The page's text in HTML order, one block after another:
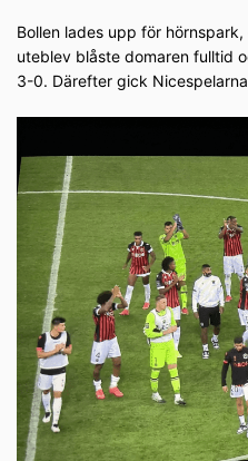
Bollen lades upp för
uteblev blåste domaren fulltid
3-0. Därefter gick